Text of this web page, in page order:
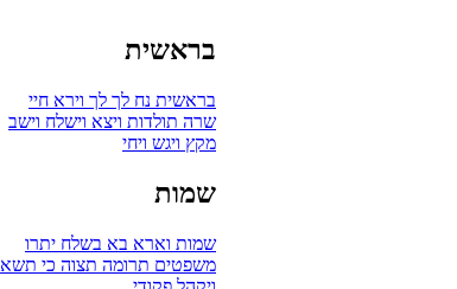
בראשית
בראשית נח לך לך וירא חיי
שרה תולדות ויצא וישלח וישב
מקץ ויגש ויחי
שמות
שמות וארא בא בשלח יתרו
משפטים תרומה תצוה כי תשא